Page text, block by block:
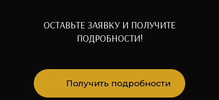
ОСТАВЬТЕ ЗАЯВКУ И ПОЛУЧИТЕ
ПОДРОБНОСТИ!
Получить подробности